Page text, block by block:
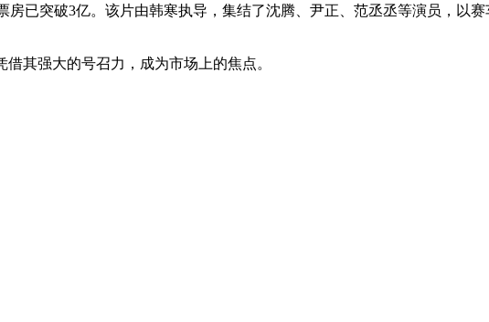
已突破3亿。该片由韩寒执导，集结了沈腾、尹正、范丞丞等演员，以
其强大的号召力，成为市场上的焦点。